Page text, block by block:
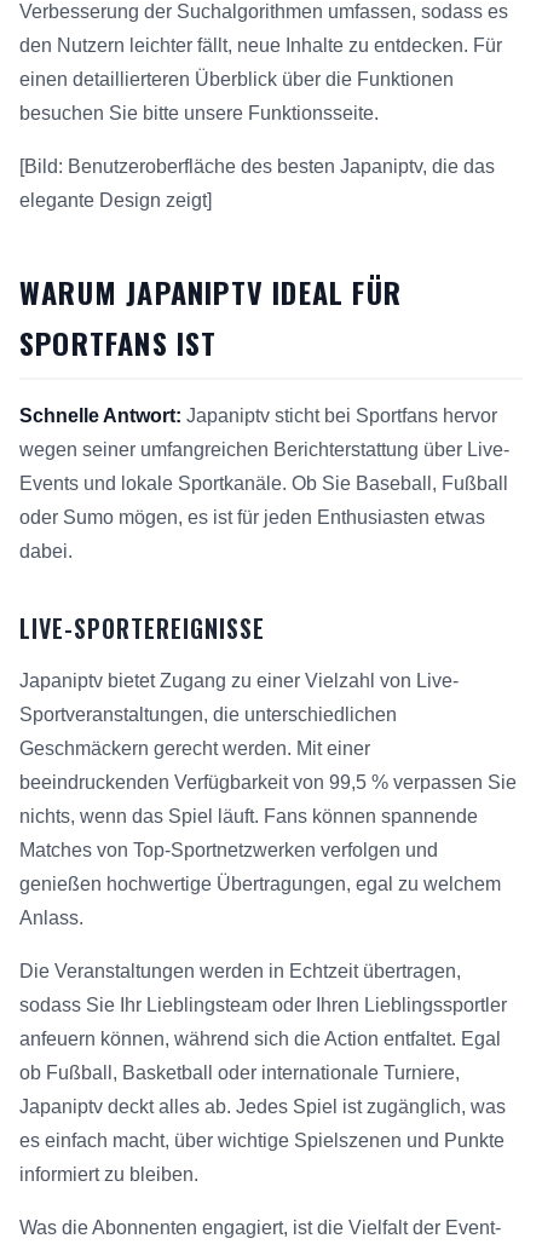
Verbesserung der Suchalgorithmen umfassen, sodass es
den Nutzern leichter fällt, neue Inhalte zu entdecken. Für
einen detaillierteren Überblick über die Funktionen
besuchen Sie bitte unsere Funktionsseite.
[Bild: Benutzeroberfläche des besten Japaniptv, die das
elegante Design zeigt]
WARUM JAPANIPTV IDEAL FÜR
SPORTFANS IST
Schnelle Antwort: Japaniptv sticht bei Sportfans hervor
wegen seiner umfangreichen Berichterstattung über Live-
Events und lokale Sportkanäle. Ob Sie Baseball, Fußball
oder Sumo mögen, es ist für jeden Enthusiasten etwas
dabei.
LIVE-SPORTEREIGNISSE
Japaniptv bietet Zugang zu einer Vielzahl von Live-
Sportveranstaltungen, die unterschiedlichen
Geschmäckern gerecht werden. Mit einer
beeindruckenden Verfügbarkeit von 99,5 % verpassen Sie
nichts, wenn das Spiel läuft. Fans können spannende
Matches von Top-Sportnetzwerken verfolgen und
genießen hochwertige Übertragungen, egal zu welchem
Anlass.
Die Veranstaltungen werden in Echtzeit übertragen,
sodass Sie Ihr Lieblingsteam oder Ihren Lieblingssportler
anfeuern können, während sich die Action entfaltet. Egal
ob Fußball, Basketball oder internationale Turniere,
Japaniptv deckt alles ab. Jedes Spiel ist zugänglich, was
es einfach macht, über wichtige Spielszenen und Punkte
informiert zu bleiben.
Was die Abonnenten engagiert, ist die Vielfalt der Event-